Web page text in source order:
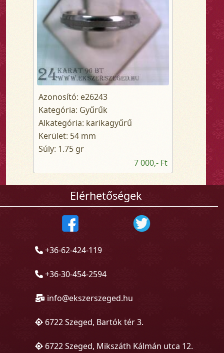
Azonosító: e26243
Kategória: Gyűrűk
Alkategória: karikagyűrű
Kerület: 54 mm
Súly: 1.75 gr
7 000,- Ft
Elérhetőségek
+36-62-424-119
+36-30-454-2594
info@ekszerszeged.hu
6722 Szeged, Bartók tér 3.
6722 Szeged, Mikszáth Kálmán utca 12.